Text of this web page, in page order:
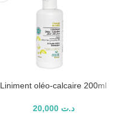
Liniment oléo-calcaire 200ml
د.ت 20,000